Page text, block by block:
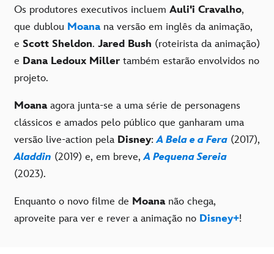
Os produtores executivos incluem Auli'i Cravalho,
que dublou Moanana versão em inglês da animação,
e Scott Sheldon. Jared Bush (roteirista da animação)
e Dana Ledoux Miller também estarão envolvidos no
projeto.
Moanaagora junta-se a uma série de personagens
clássicos e amados pelo público que ganharam uma
versão live-action pela Disney:A Bela e a Fera (2017),
Aladdin (2019) e, em breve,A Pequena Sereia
(2023).
Enquanto o novo filme de Moananão chega,
aproveite para ver e rever a animação no Disney+!